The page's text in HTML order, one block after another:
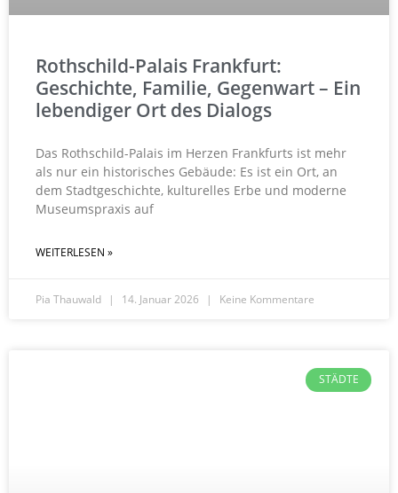
Rothschild-Palais Frankfurt:
Geschichte, Familie, Gegenwart – Ein
lebendiger Ort des Dialogs
Das Rothschild-Palais im Herzen Frankfurts ist mehr
als nur ein historisches Gebäude: Es ist ein Ort, an
dem Stadtgeschichte, kulturelles Erbe und moderne
Museumspraxis auf
WEITERLESEN »
Pia Thauwald 14. Januar 2026 Keine Kommentare
STÄDTE